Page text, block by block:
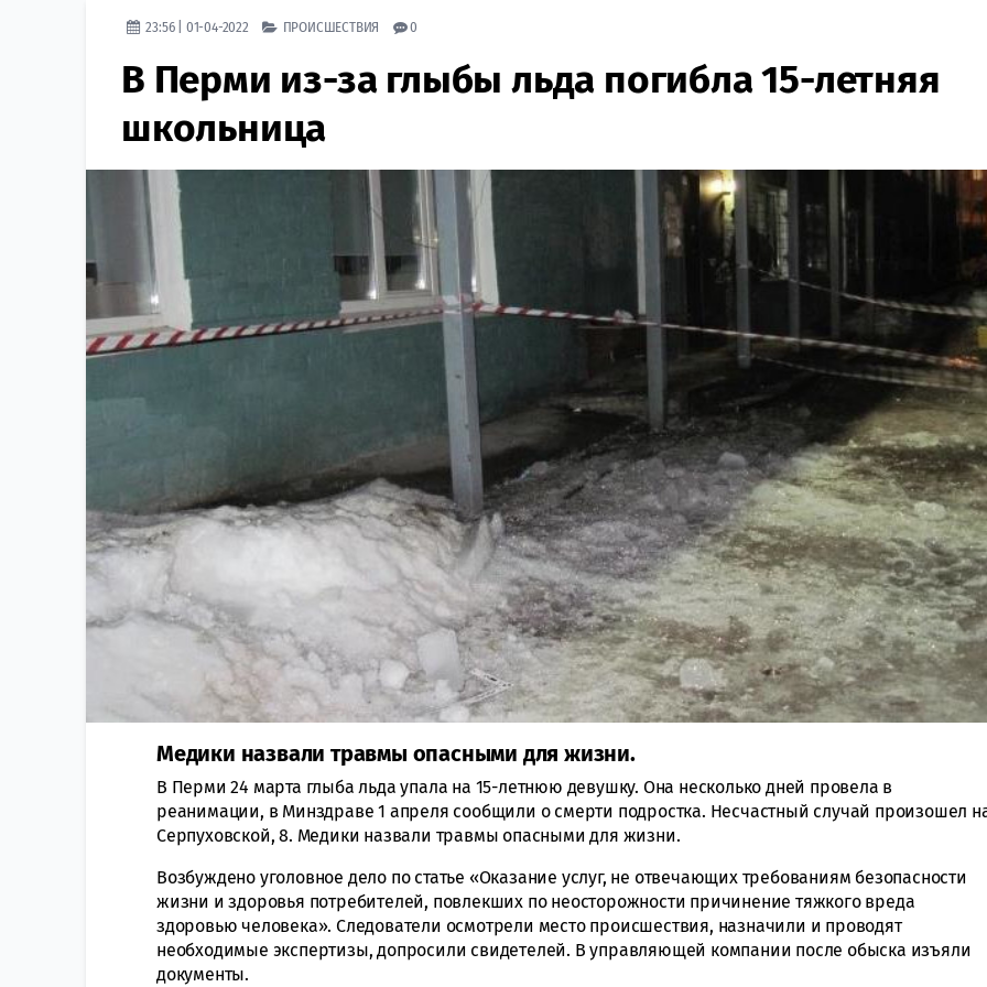
23:56 | 01-04-2022 ПРОИСШЕСТВИЯ 0
В Перми из-за глыбы льда погибла 15-летняя
школьница
Медики назвали травмы опасными для жизни.
В Перми 24 марта глыба льда упала на 15-летнюю девушку. Она несколько дней провела в
реанимации, в Минздраве 1 апреля сообщили о смерти подростка. Несчастный случай произошел
Серпуховской, 8. Медики назвали травмы опасными для жизни.
Возбуждено уголовное дело по статье «Оказание услуг, не отвечающих требованиям безопасности
жизни и здоровья потребителей, повлекших по неосторожности причинение тяжкого вреда
здоровью человека». Следователи осмотрели место происшествия, назначили и проводят
необходимые экспертизы, допросили свидетелей. В управляющей компании после обыска изъяли
документы.